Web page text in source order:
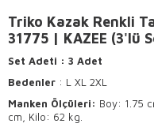
Triko Kazak Renkli
31775 | KAZEE (3'lü
Set Adeti : 3 Adet
Bedenler : L XL 2XL
Manken Ölçüleri: Boy: 1.75
cm, Kilo: 62 kg.